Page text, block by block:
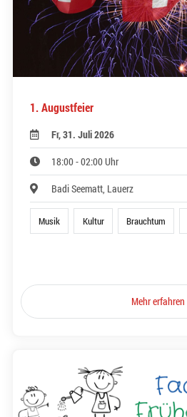
1. Augustfeier
Fr, 31. Juli 2026
18:00 - 02:00 Uhr
Badi Seematt, Lauerz
Musik Kultur Brauchtum
Mehr erfahren